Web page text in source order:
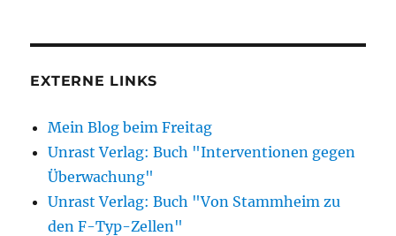
EXTERNE LINKS
Mein Blog beim Freitag
Unrast Verlag: Buch "Interventionen gegen
Überwachung"
Unrast Verlag: Buch "Von Stammheim zu
den F-Typ-Zellen"